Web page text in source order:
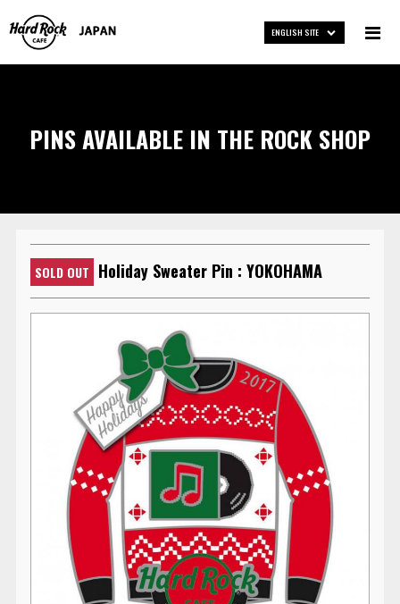
ENGLISH SITE
PINS AVAILABLE IN THE ROCK SHOP
SOLD OUT Holiday Sweater Pin : YOKOHAMA